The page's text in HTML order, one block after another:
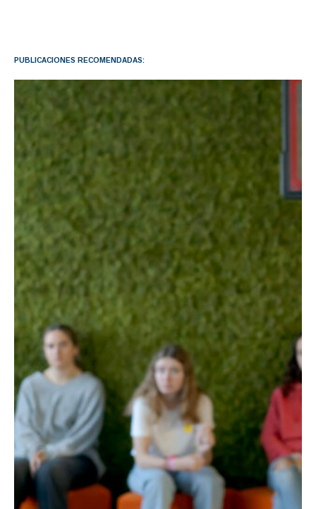
PUBLICACIONES RECOMENDADAS: